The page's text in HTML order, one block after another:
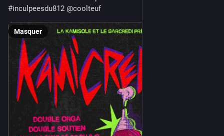
#inculpeesdu812 @coolteuf
Masquer